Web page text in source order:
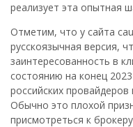
реализует эта опытная
Отметим, что у сайта
русскоязычная версия,
заинтересованность в
состоянию на конец
российских
Обычно это плохой
присмотреться к